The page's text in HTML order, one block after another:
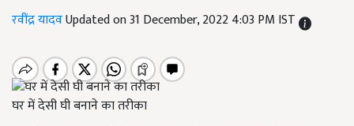
रवींद्र यादवUpdated on 31 December, 2022 4:03 PM IST
घर में देसी घी बनाने का तरीका